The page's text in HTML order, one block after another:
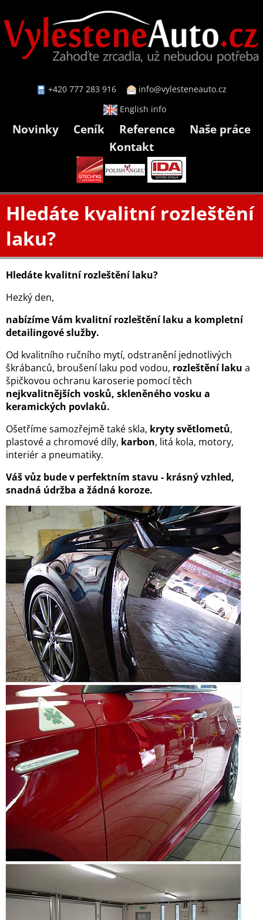
+420 777 283 916
info@vylesteneauto.cz
English info
Novinky Ceník Reference
Naše práce
Kontakt
Hledáte kvalitní rozleštění
laku?
Hledáte kvalitní rozleštění laku?
Hezký den,
nabízíme Vám kvalitní rozleštění laku a kompletní
detailingové služby.
Od kvalitního ručního mytí, odstranění jednotlivých
škrábanců, broušení laku pod vodou, rozleštění laku a
špičkovou ochranu karoserie pomocí těch
nejkvalitnějších vosků, skleněného vosku a
keramických povlaků.
Ošetříme samozřejmě také skla, kryty světlometů,
plastové a chromové díly, karbon, litá kola, motory,
interiér a pneumatiky.
Váš vůz bude v perfektním stavu - krásný vzhled,
snadná údržba a žádná koroze.